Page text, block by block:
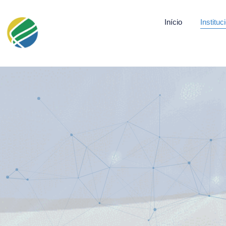
Início